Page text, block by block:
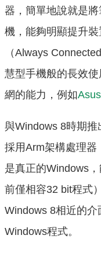
器，簡單地說就是
機，能夠明顯提升
（Always
慧型手機般的長效
網的能力，例如
與Windows 8時期
採用Arm架構處理器
是真正的Windows
前僅相容32 bit程式
Windows 8相近的
Windows程式。